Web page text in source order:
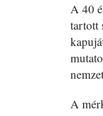
A 40
tartott
A